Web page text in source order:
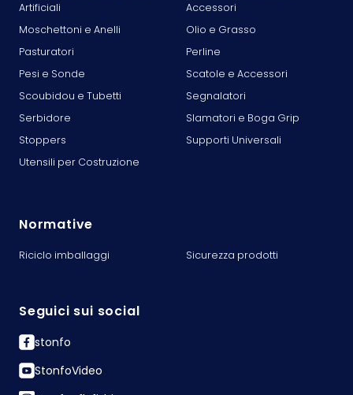
Artificiali
Accessori
Moschettoni e Anelli
Olio e Grasso
Pasturatori
Perline
Pesi e Sonde
Scatole e Accessori
Scoubidou e Tubetti
Segnalatori
Serbidore
Slamatori e Boga Grip
Stoppers
Supporti Universali
Utensili per Costruzione
Normative
Riciclo imballaggi Sicurezza prodotti
Seguici sui social
stonfo
StonfoVideo